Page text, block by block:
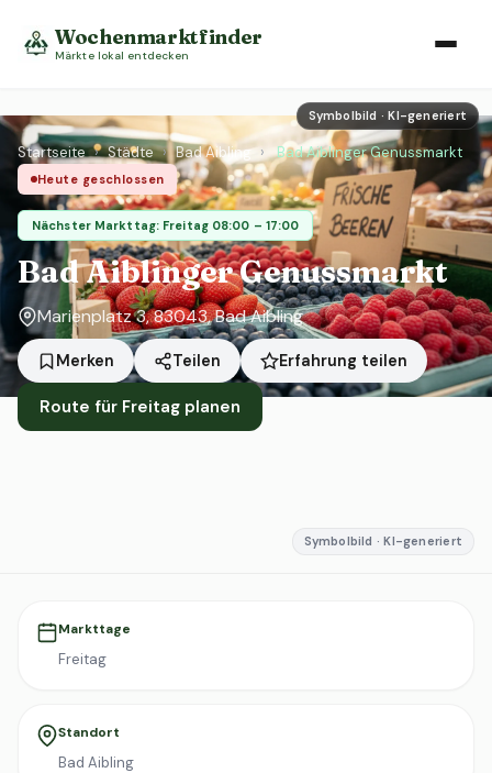
Wochenmarktfinder
Märkte lokal entdecken
Symbolbild · KI-generiert
Startseite › Städte › Bad Aibling › Bad Aiblinger Genussmarkt
Heute geschlossen
Nächster Markttag: Freitag 08:00 – 17:00
Bad Aiblinger Genussmarkt
Marienplatz 3, 83043, Bad Aibling
Merken Teilen Erfahrung teilen
Route für Freitag planen
Symbolbild · KI-generiert
Markttage
Freitag
Standort
Bad Aibling